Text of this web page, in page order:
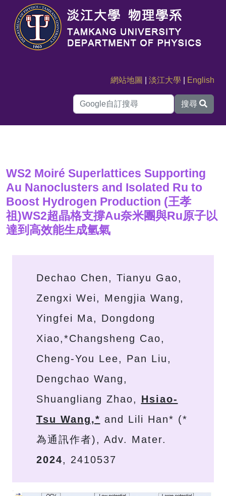
網站地圖 |淡江大學 English
搜尋
WS2 Moiré Superlattices Supporting
Au Nanoclusters and Isolated Ru to
Boost Hydrogen Production (王孝
祖)WS2超晶格支撐Au奈米團與Ru原子以
達到高效能生成氫氣
Dechao Chen, Tianyu Gao,
Zengxi Wei, Mengjia Wang,
Yingfei Ma, Dongdong
Xiao,*Changsheng Cao,
Cheng-You Lee, Pan Liu,
Dengchao Wang,
Shuangliang Zhao, Hsiao-
Tsu Wang,* and Lili Han* (*
為通訊作者), Adv. Mater.
2024, 2410537